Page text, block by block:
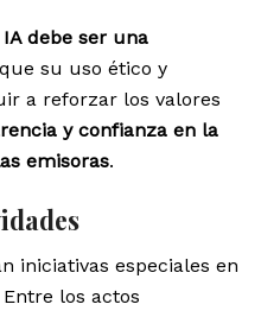
debe ser una
su uso ético y
a reforzar los valores
y confianza en la
emisoras.
iniciativas especiales en
los actos